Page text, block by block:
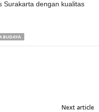
Surakarta dengan kualitas
BUDAYA
Next article